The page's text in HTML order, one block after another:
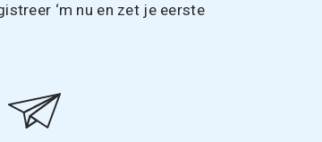
‘m nu en zet je eerste